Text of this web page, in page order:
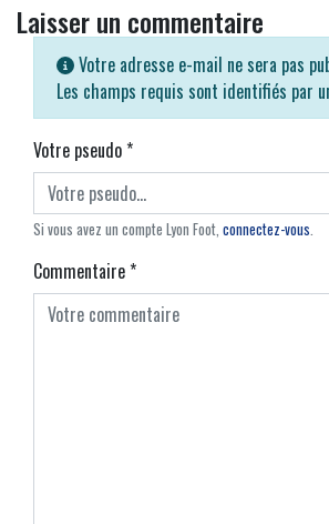
Laisser un commentaire
Votre adresse e-mail ne sera pas
Les champs requis sont identifiés par
Votre pseudo*
Si vous avez un compte Lyon Foot, connectez-vous.
Commentaire*